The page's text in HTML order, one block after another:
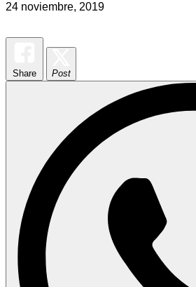
24 noviembre, 2019
Share Post